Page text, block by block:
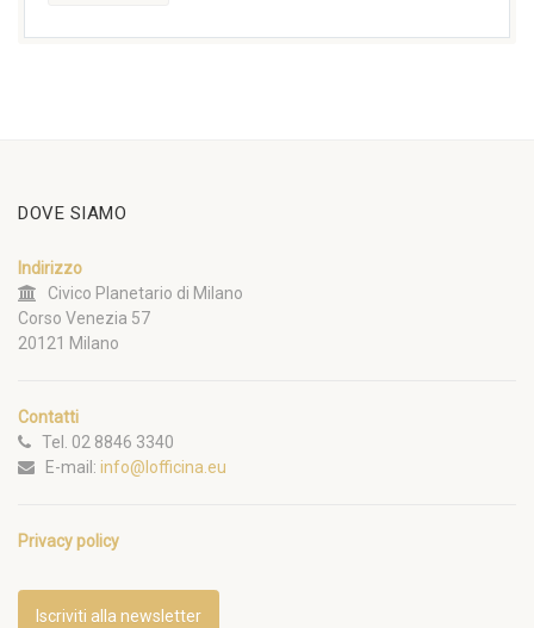
DOVE SIAMO
Indirizzo
Civico Planetario di Milano
Corso Venezia 57
20121 Milano
Contatti
Tel. 02 8846 3340
E-mail: info@lofficina.eu
Privacy policy
Iscriviti alla newsletter